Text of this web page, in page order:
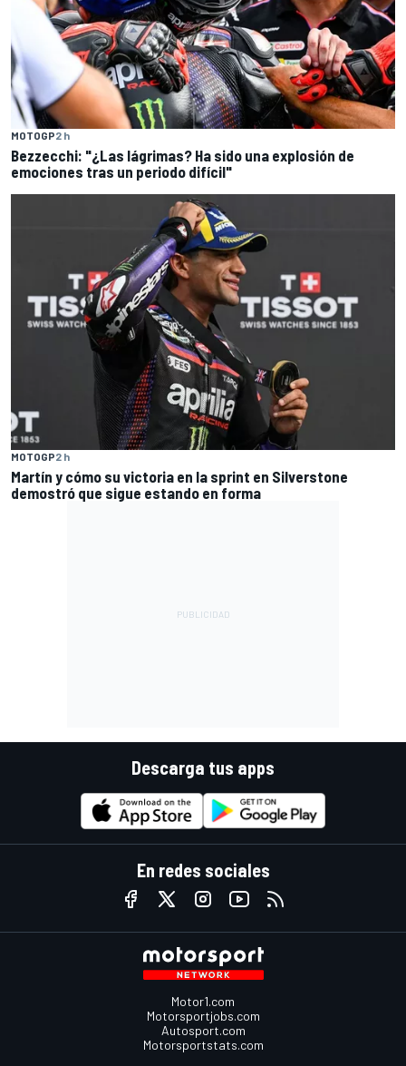
MOTOGP2 h
Bezzecchi: "¿Las lágrimas? Ha sido una explosión de
emociones tras un periodo difícil"
MOTOGP2 h
Martín y cómo su victoria en la sprint en Silverstone
demostró que sigue estando en forma
Descarga tus apps
En redes sociales
Motor1.com
Motorsportjobs.com
Autosport.com
Motorsportstats.com